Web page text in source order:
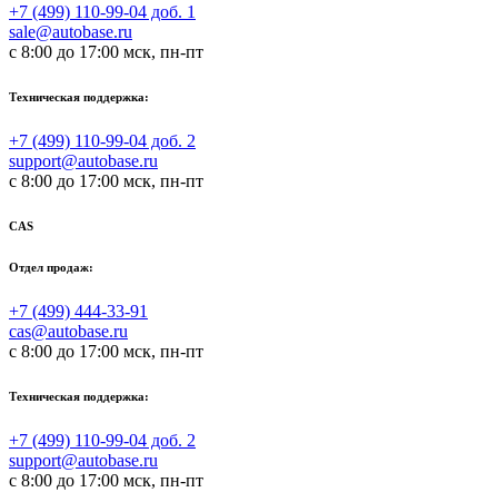
+7 (499) 110-99-04 доб. 1
sale@autobase.ru
с 8:00 до 17:00 мск, пн-пт
Техническая поддержка:
+7 (499) 110-99-04 доб. 2
support@autobase.ru
с 8:00 до 17:00 мск, пн-пт
CAS
Отдел продаж:
+7 (499) 444-33-91
cas@autobase.ru
с 8:00 до 17:00 мск, пн-пт
Техническая поддержка:
+7 (499) 110-99-04 доб. 2
support@autobase.ru
с 8:00 до 17:00 мск, пн-пт